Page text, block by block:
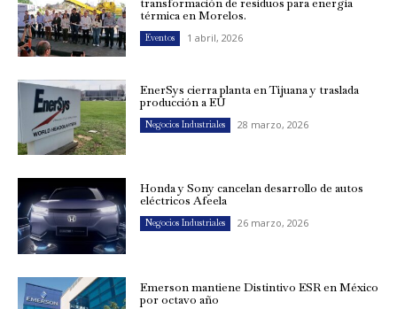
transformación de residuos para energía
térmica en Morelos.
Eventos 1 abril, 2026
EnerSys cierra planta en Tijuana y traslada
producción a EU
Negocios Industriales 28 marzo, 2026
Honda y Sony cancelan desarrollo de autos
eléctricos Afeela
Negocios Industriales 26 marzo, 2026
Emerson mantiene Distintivo ESR en México
por octavo año